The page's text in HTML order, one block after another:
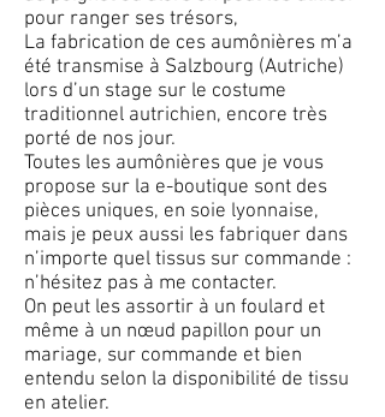
pour ranger ses trésors,
La fabrication de ces aumônières m’a
été transmise à Salzbourg (Autriche)
lors d’un stage sur le costume
traditionnel autrichien, encore très
porté de nos jour.
Toutes les aumônières que je vous
propose sur la e-boutique sont des
pièces uniques, en soie lyonnaise,
mais je peux aussi les fabriquer dans
n’importe quel tissus sur commande :
n’hésitez pas à me contacter.
On peut les assortir à un foulard et
même à un nœud papillon pour un
mariage, sur commande et bien
entendu selon la disponibilité de tissu
en atelier.